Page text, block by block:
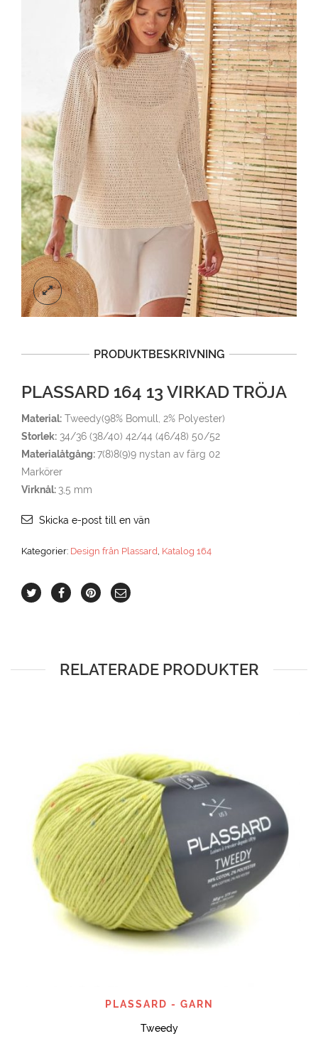
PRODUKTBESKRIVNING
PLASSARD 164 13 VIRKAD TRÖJA
Material: Tweedy(98% Bomull, 2% Polyester)
Storlek: 34/36 (38/40) 42/44 (46/48) 50/52
Materialåtgång:7(8)8(9)9 nystan av färg 02
Markörer
Virknål: 3,5 mm
Skicka e-post till en vän
Kategorier: Design från Plassard Katalog 164
RELATERADE PRODUKTER
PLASSARD - GARN
Tweedy